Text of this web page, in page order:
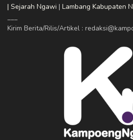
| Sejarah Ngawi | Lambang Kabupaten
Kirim Berita/Rilis/Artikel :